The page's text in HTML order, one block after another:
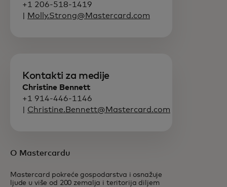
+1 206-518-1419
Molly.Strong@Mastercard.com
Kontakti za medije
Christine Bennett
+1 914-446-1146
Christine.Bennett@Mastercard.com
O Mastercardu
Mastercard pokreće gospodarstva i osnažuje
ljude u više od 200 zemalja i teritorija diljem